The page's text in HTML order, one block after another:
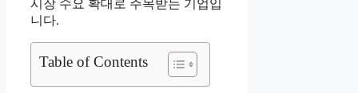
시장 수요 확대로 주목받는 기업입
니다.
Table of Contents